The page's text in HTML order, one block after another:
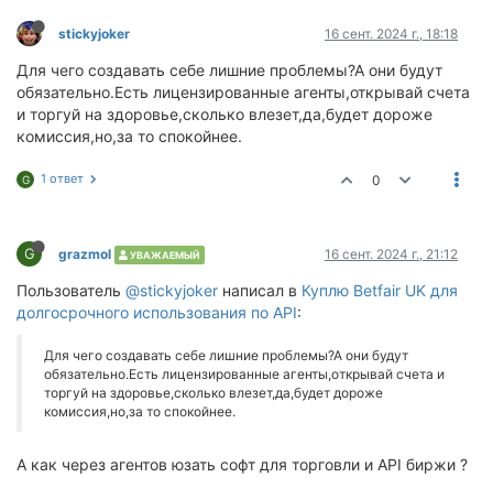
stickyjoker 16 сент. 2024 г., 18:18
Для чего создавать себе лишние проблемы?А они будут
обязательно.Есть лицензированные агенты,открывай счета
и торгуй на здоровье,сколько влезет,да,будет дороже
комиссия,но,за то спокойнее.
G 1 ответ 0
G grazmol УВАЖАЕМЫЙ 16 сент. 2024 г., 21:12
Пользователь @stickyjoker написал в Куплю Betfair UK для
долгосрочного использования по API:
Для чего создавать себе лишние проблемы?А они будут
обязательно.Есть лицензированные агенты,открывай счета и
торгуй на здоровье,сколько влезет,да,будет дороже
комиссия,но,за то спокойнее.
А как через агентов юзать софт для торговли и API биржи ?